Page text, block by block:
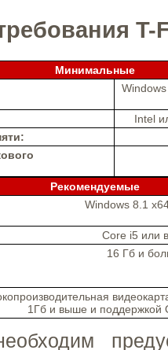
T-
Минимальные
Intel
Рекомендуемые
Windows 8.1
Core i5 или
16 Гб и
1Гб и выше и поддержкой